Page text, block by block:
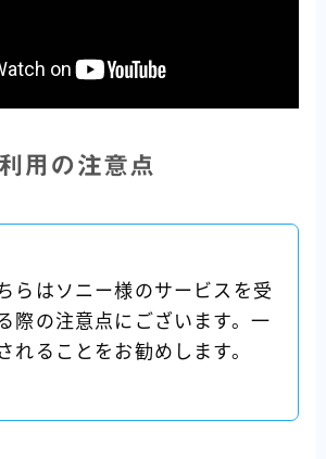
用の注意点
らはソニー様のサービスを受
際の注意点にございます。一
れることをお勧めします。